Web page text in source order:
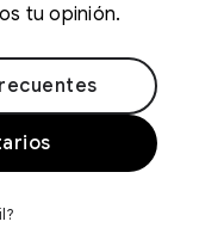
tu opinión.